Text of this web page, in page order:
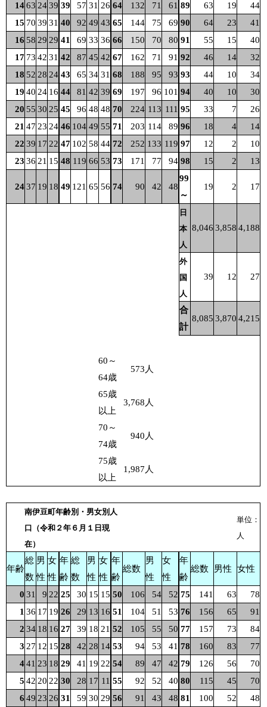
1463 2439 39 57 31 26 64 132 71 61 89 63 19
44
15 70 39 31 40 92 49 43 65 144 75 69 90 64 23
41
16 58 29 29 41 69 33 36 66 150 70 80 91 55 15
40
17 73 42 31 42 87 45 42 67 162 71 91 92 46 14
32
18 52 28 24 43 65 34 31 68 188 95 93 93 44 10
34
19 40 24 16 44 81 42 39 69 197 96 101 94 40 10
30
20 55 30 25 45 96 48 48 70 224 113 111 95 33 7
26
21 47 23 24 46 104 49 55 71 203 114 89 96 18 4
14
22 39 17 22 47 102 58 44 72 252 133 119 97 12 2
10
23 36 21 15 48 119 66 53 73 171 77 94 98 15 2 13
2437 19 18 49 121 65 56 74 90 42 48
99
～
19 2 17
日
本
人
8,046 3,858 4,188
外
国
人
39 12 27
合
計
8,085 3,870 4,215
60～
64歳
573 人
65歳
以上
3,768 人
70～
74歳
940 人
75歳
以上
1,987 人
南伊豆町年齢別・男女別人
口（令和２年６月１日現
在）
単位：
人
年齢
総
数
男
性
女
性
年
齢
総
数
男
性
女
性
年
齢
総数
男
性
女
性
年
齢
総数 男性 女性
0 31 9 22 25 30 15 15 50 106 54 52 75 141 63
78
1 36 17 19 26 29 13 16 51 104 51 53 76 156 65
91
2 34 18 16 27 39 18 21 52 105 55 50 77 157 73
84
3 27 12 15 28 42 28 14 53 94 53 41 78 160 83
77
441 23 18 29 41 19 22 54 89 47 42 79 126 56
70
5 42 20 22 30 28 17 11 55 92 52 40 80 115 45
70
6 49 23 26 31 59 30 29 56 91 43 48 81 100 52
48